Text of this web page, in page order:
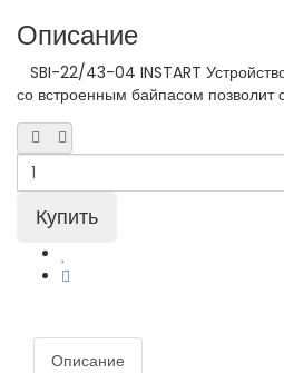
Описание
SBI-22/43-04 INSTART
со встроенным байпасом позволит
Описание